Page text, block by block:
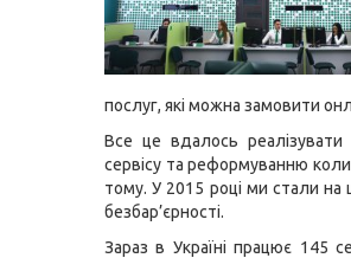
послуг, які можна замовити
Все це вдалось реалізувати
сервісу та реформуванню
тому. У 2015 році ми стали на
безбар’єрності.
Зараз в Україні працює 145